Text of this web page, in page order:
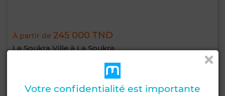
À partir de 245 000 TND
La Soukra Ville à La Soukra
Contacter Appelez WhatsApp
Votre confidentialité est importante